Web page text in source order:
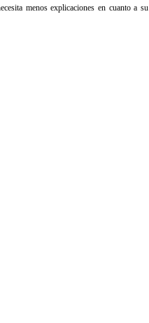
menos explicaciones en cuanto a su